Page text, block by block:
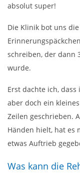
absolut super!
Die Klinik bot uns
schreiben, der dann
wurde.
Erst dachte ich,
aber doch ein
Zeilen geschrieben.
Händen hielt, hat es
etwas Auftrieb
Was kann die